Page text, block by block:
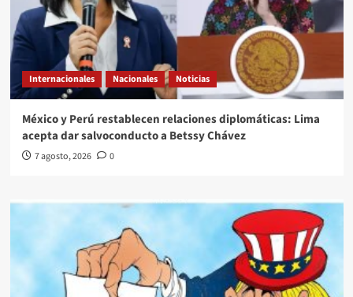
Internacionales Nacionales Noticias
México y Perú restablecen relaciones diplomáticas: Lima
acepta dar salvoconducto a Betssy Chávez
7 agosto, 2026 0